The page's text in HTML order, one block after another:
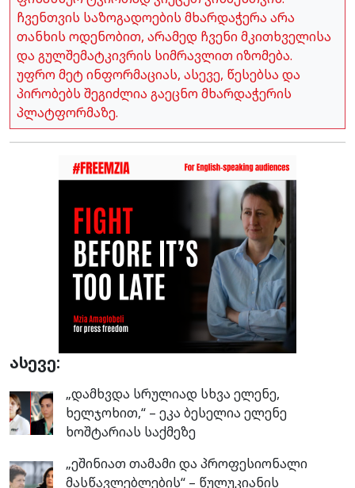
ჩვენთვის საზოგადოების მხარდაჭერა არა
თანხის ოდენობით, არამედ ჩვენი მკითხველისა
და გულშემატკივრის სიმრავლით იზომება.
უფრო მეტ ინფორმაციას, ასევე, წესებსა და
პირობებს შეგიძლია გაეცნო მხარდაჭერის
პლატფორმაზე.
ასევე:
„დამხვდა სრულიად სხვა ელენე,
ხელჯოხით,“ – ეკა ბესელია ელენე
ხოშტარიას საქმეზე
„ეშინიათ თამამი და პროფესიონალი
მასწავლებლების“ – წულუკიანის